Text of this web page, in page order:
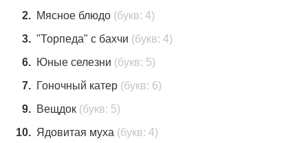
2. Мясное блюдо (букв: 4)
3. "Торпеда" с бахчи (букв: 4)
6. Юные селезни (букв: 5)
7. Гоночный катер (букв: 6)
9. Вещдок (букв: 5)
10. Ядовитая муха (букв: 4)